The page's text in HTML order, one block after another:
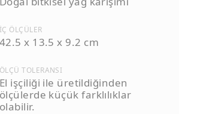
İÇ ÖLÇÜLER
42.5 x 13.5 x 9.2 cm
ÖLÇÜ TOLERANSI
El işçiliği ile üretildiğinden
ölçülerde küçük farklılıklar
olabilir.